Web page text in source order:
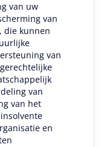
van uw
van
die kunnen
van
van
van het
en